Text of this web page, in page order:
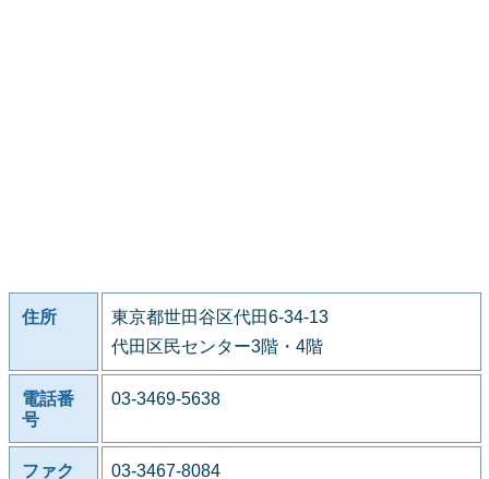
住所
東京都世田谷区代田6-34-13
代田区民センター3階・4階
電話番
号
03-3469-5638
ファク
03-3467-8084